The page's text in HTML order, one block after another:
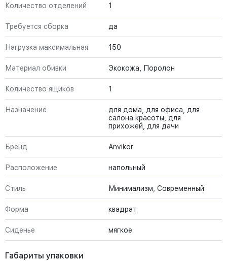
Количество отделений 1
Требуется сборка да
Нагрузка максимальная 150
Материал обивки Экокожа, Поролон
Количество ящиков 1
Назначение
для дома, для офиса, для
салона красоты, для
прихожей, для дачи
Бренд Anvikor
Расположение напольный
Стиль Минимализм, Современный
Форма квадрат
Сиденье мягкое
Габариты упаковки